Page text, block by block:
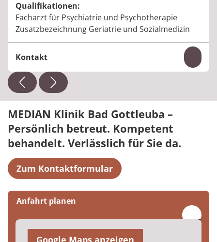
Qualifikationen:
Facharzt für Psychiatrie und Psychotherapie
Zusatzbezeichnung Geriatrie und Sozialmedizin
Kontakt
Telefon:+49 35023 64-4413
E-Mail:andreas.seemann@median-kliniken.de
MEDIAN Klinik Bad Gottleuba –
Persönlich betreut. Kompetent
behandelt. Verlässlich für Sie da.
Zum Kontaktformular
Anfahrt planen
Google Maps anzeigen